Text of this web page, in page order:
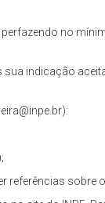
no
indicação
referências sobre